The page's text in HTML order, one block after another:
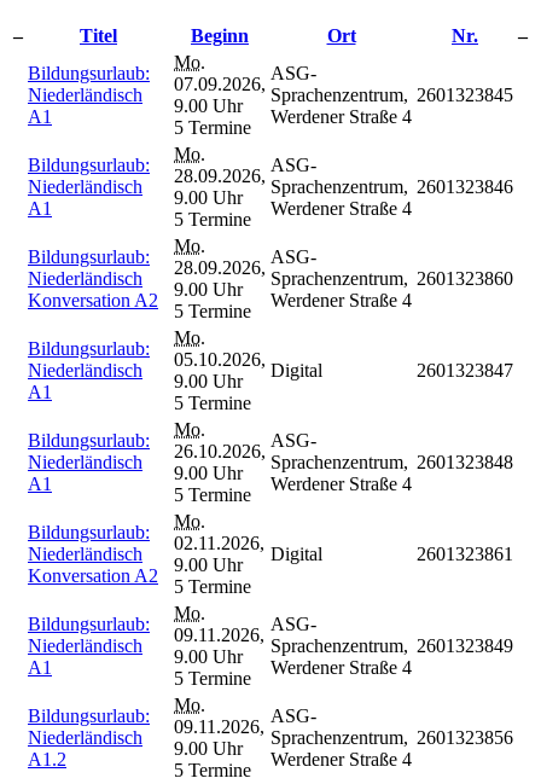
– Titel Beginn Ort Nr.
–
Bildungsurlaub:
Niederländisch
A1
Mo.
07.09.2026,
9.00 Uhr
5 Termine
ASG-
Sprachenzentrum,
Werdener Straße 4
2601323845
Bildungsurlaub:
Niederländisch
A1
Mo.
28.09.2026,
9.00 Uhr
5 Termine
ASG-
Sprachenzentrum,
Werdener Straße 4
2601323846
Bildungsurlaub:
Niederländisch
Konversation A2
Mo.
28.09.2026,
9.00 Uhr
5 Termine
ASG-
Sprachenzentrum,
Werdener Straße 4
2601323860
Bildungsurlaub:
Niederländisch
A1
Mo.
05.10.2026,
9.00 Uhr
5 Termine
Digital 2601323847
Bildungsurlaub:
Niederländisch
A1
Mo.
26.10.2026,
9.00 Uhr
5 Termine
ASG-
Sprachenzentrum,
Werdener Straße 4
2601323848
Bildungsurlaub:
Niederländisch
Konversation A2
Mo.
02.11.2026,
9.00 Uhr
5 Termine
Digital 2601323861
Bildungsurlaub:
Niederländisch
A1
Mo.
09.11.2026,
9.00 Uhr
5 Termine
ASG-
Sprachenzentrum,
Werdener Straße 4
2601323849
Bildungsurlaub:
Niederländisch
A1.2
Mo.
09.11.2026,
9.00 Uhr
5 Termine
ASG-
Sprachenzentrum,
Werdener Straße 4
2601323856